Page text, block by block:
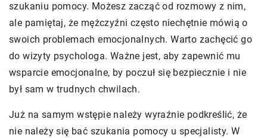
szukaniu pomocy. Możesz zacząć od rozmowy z nim,
ale pamiętaj, że mężczyźni często niechętnie mówią o
swoich problemach emocjonalnych. Warto zachęcić go
do wizyty psychologa. Ważne jest, aby zapewnić mu
wsparcie emocjonalne, by poczuł się bezpiecznie i nie
był sam w trudnych chwilach.
Już na samym wstępie należy wyraźnie podkreślić, że
nie należy się bać szukania pomocy u specjalisty. W